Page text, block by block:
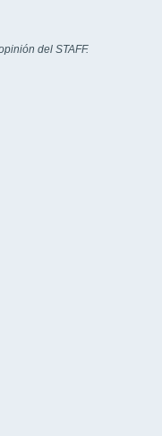
del STAFF.